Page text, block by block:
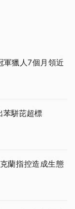
軍獵人7個月領近
苯駢芘超標
蘭指控造成生態